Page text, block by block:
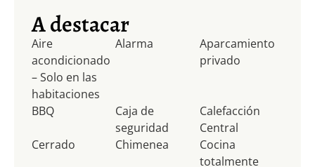
A destacar
Aire
acondicionado
– Solo en las
habitaciones
Alarma
Aparcamiento
privado
BBQ
Caja de
seguridad
Calefacción
Central
Cerrado
Chimenea
Cocina
totalmente